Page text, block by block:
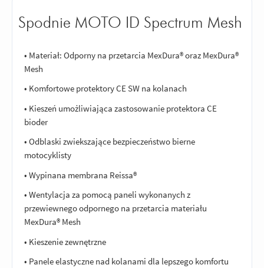
Spodnie MOTO ID Spectrum Mesh
• Materiał: Odporny na przetarcia MexDura® oraz MexDura®
Mesh
• Komfortowe protektory CE SW na kolanach
• Kieszeń umożliwiająca zastosowanie protektora CE
bioder
• Odblaski zwiekszające bezpieczeństwo bierne
motocyklisty
• Wypinana membrana Reissa®
• Wentylacja za pomocą paneli wykonanych z
przewiewnego odpornego na przetarcia materiału
MexDura® Mesh
• Kieszenie zewnętrzne
• Panele elastyczne nad kolanami dla lepszego komfortu